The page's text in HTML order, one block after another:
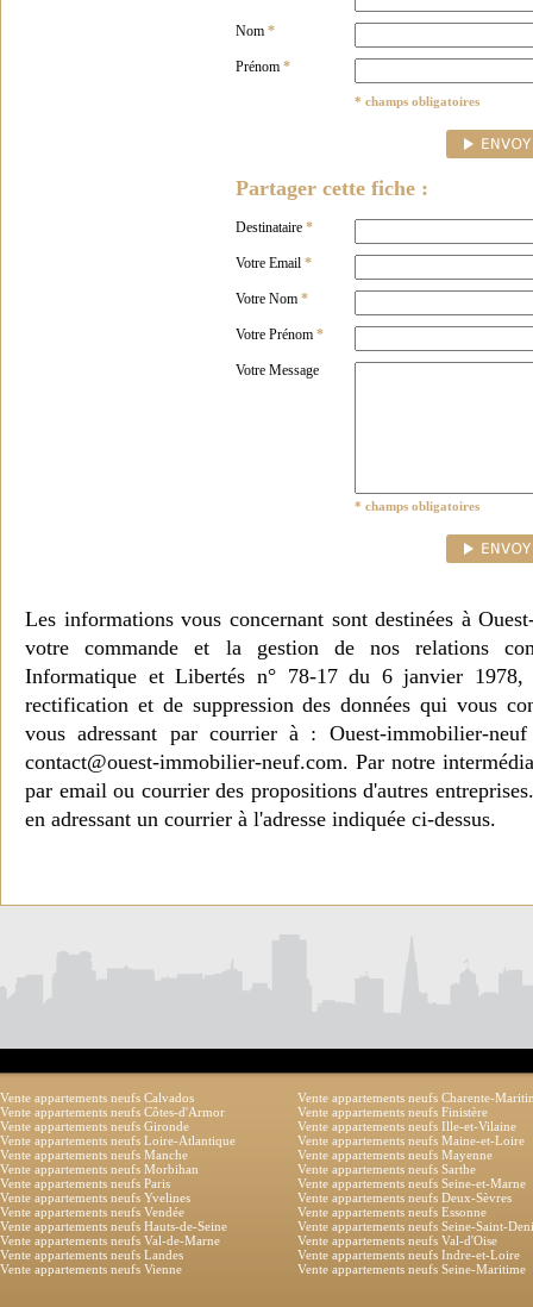
Nom *
Prénom *
* champs obligatoires
Partager cette fiche :
Destinataire *
Votre Email *
Votre Nom *
Votre Prénom *
Votre Message
* champs obligatoires
Les informations vous concernant sont destinées à
votre commande et la gestion de nos relations
Informatique et Libertés n° 78-17 du 6 janvier 1978,
rectification et de suppression des données qui vous
vous adressant par courrier à : Ouest-immobilier-
contact@ouest-immobilier-neuf.com. Par notre
par email ou courrier des propositions d'autres
en adressant un courrier à l'adresse indiquée ci-dessus.
Vente appartements neufs Calvados
Vente appartements neufs Charente-
Vente appartements neufs Côtes-d'Armor
Vente appartements neufs Finistère
Vente appartements neufs Gironde
Vente appartements neufs Ille-et-Vilaine
Vente appartements neufs Loire-Atlantique
Vente appartements neufs Maine-et-Loire
Vente appartements neufs Manche
Vente appartements neufs Mayenne
Vente appartements neufs Morbihan
Vente appartements neufs Sarthe
Vente appartements neufs Paris
Vente appartements neufs Seine-et-Marne
Vente appartements neufs Yvelines
Vente appartements neufs Deux-Sèvres
Vente appartements neufs Vendée
Vente appartements neufs Essonne
Vente appartements neufs Hauts-de-Seine
Vente appartements neufs Seine-Saint-
Vente appartements neufs Val-de-Marne
Vente appartements neufs Val-d'Oise
Vente appartements neufs Landes
Vente appartements neufs Indre-et-Loire
Vente appartements neufs Vienne
Vente appartements neufs Seine-Maritime